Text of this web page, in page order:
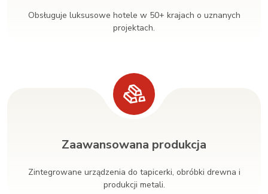
Obsługuje luksusowe hotele w 50+ krajach o uznanych
projektach.
Zaawansowana produkcja
Zintegrowane urządzenia do tapicerki, obróbki drewna i
produkcji metali.